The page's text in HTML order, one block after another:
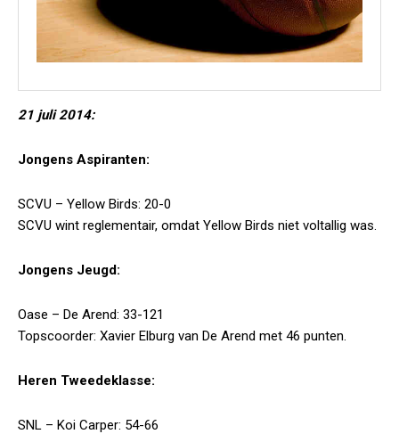
21 juli 2014:
Jongens Aspiranten:
SCVU – Yellow Birds: 20-0
SCVU wint reglementair, omdat Yellow Birds niet voltallig was.
Jongens Jeugd:
Oase – De Arend: 33-121
Topscoorder: Xavier Elburg van De Arend met 46 punten.
Heren Tweedeklasse:
SNL – Koi Carper: 54-66